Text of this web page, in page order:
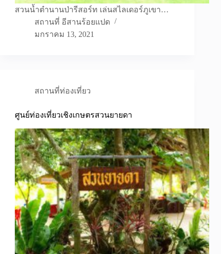
สวนน้ำตำนานป่ารีสอร์ท เล่นสไลเดอร์ภูเขา…
สถานที่ อีสานร้อยแปด
มกราคม 13, 2021
สถานที่ท่องเที่ยว
ศูนย์ท่องเที่ยวเชิงเกษตรสวนยายดา